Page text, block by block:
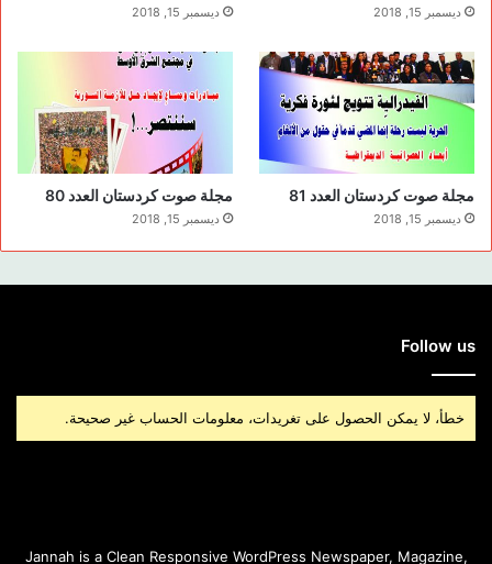
ديسمبر 15, 2018 ديسمبر 15, 2018
مجلة صوت كردستان العدد 81
ديسمبر 15, 2018
مجلة صوت كردستان العدد 80
ديسمبر 15, 2018
Follow us
خطأ، لا يمكن الحصول على تغريدات، معلومات الحساب غير صحيحة.
Jannah is a Clean Responsive WordPress Newspaper, Magazine,